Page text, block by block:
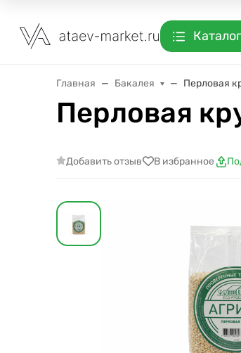
Каталог
Главная Бакалея Перловая
Перловая
Добавить отзыв В избранное